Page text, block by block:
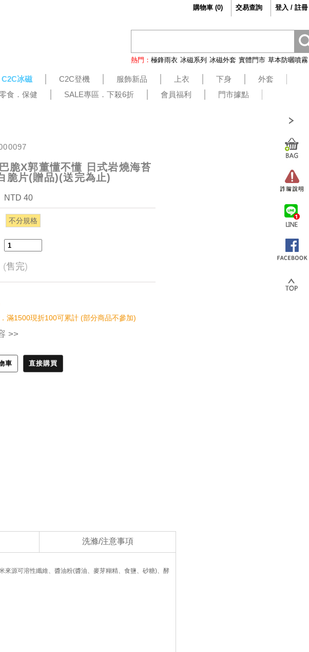
熱門： 極鋒雨衣 冰磁系列 冰磁外套 實體門市 草本防曬噴霧
C2C冰磁 C2C登機 服飾新品 上衣 下身
外套
食．保健 SALE專區．下殺6折 會員福利
門市據點
購物車 (0) 交易查詢 登入 / 註冊
脆X郭董懂不懂 日式岩燒海苔
脆片(贈品)(送完為止)
NTD 40
不分規格
(售完)
滿1500現折100可累計 (部分商品不參加)
>>
車 直接購買
洗滌/注意事項
來源可溶性纖維、醬油粉(醬油、麥芽糊精、食鹽、砂糖)、酵